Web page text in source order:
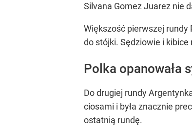
Silvana Gomez Juarez nie
Większość pierwszej rundy
do stójki. Sędziowie i
Polka opanowała
Do drugiej rundy
ciosami i była znacznie
ostatnią rundę.